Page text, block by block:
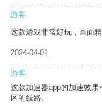
游客
这款游戏非常好玩，画面精
2024-04-01
游客
这款加速器app的加速效
区的线路。